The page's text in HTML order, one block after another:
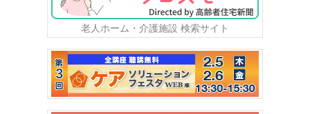
老人ホーム・介護施設 検索サイト